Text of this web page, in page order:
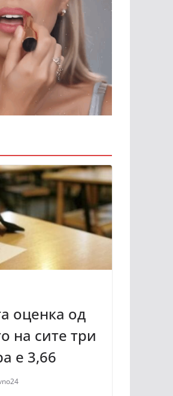
оценка од
на сите три
е 3,66